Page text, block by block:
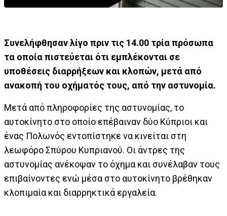
Συνελήφθησαν λίγο πριν τις 14.00 τρία πρόσωπα
τα οποία πιστεύεται ότι εμπλέκονται σε
υποθέσεις διαρρήξεων και κλοπών, μετά από
ανακοπή του οχήματός τους, από την αστυνομία.
Μετά από πληροφορίες της αστυνομίας, το
αυτοκίνητο στο οποίο επέβαιναν δύο Κύπριοι και
ένας Πολωνός εντοπίστηκε να κινείται στη
λεωφόρο Σπύρου Κυπριανού. Οι άντρες της
αστυνομίας ανέκοψαν το όχημα και συνέλαβαν τους
επιβαίνοντες ενώ μέσα στο αυτοκίνητο βρέθηκαν
κλοπιμαία και διαρρηκτικά εργαλεία.